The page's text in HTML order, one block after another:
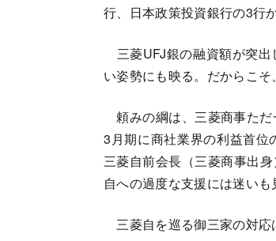
行、日本政策投資銀行の3行
三菱UFJ銀の融資額が突出
い姿勢にも映る。だからこ
頼みの綱は、三菱商事た
3月期に商社業界の利益首位
三菱自前会長（三菱商事出
自への過度な支援には迷いも
三菱自を巡る御三家の対応